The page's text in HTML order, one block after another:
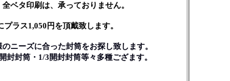
ベタ印刷は、承っておりません。
ラス1,050円を頂戴致します。
ーズに合った封筒をお探し致します。
封筒・1/3開封封筒等々多種ござます。